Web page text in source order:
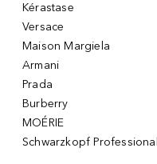
Kérastase
Versace
Maison Margiela
Armani
Prada
Burberry
MOÉRIE
Schwarzkopf Professional